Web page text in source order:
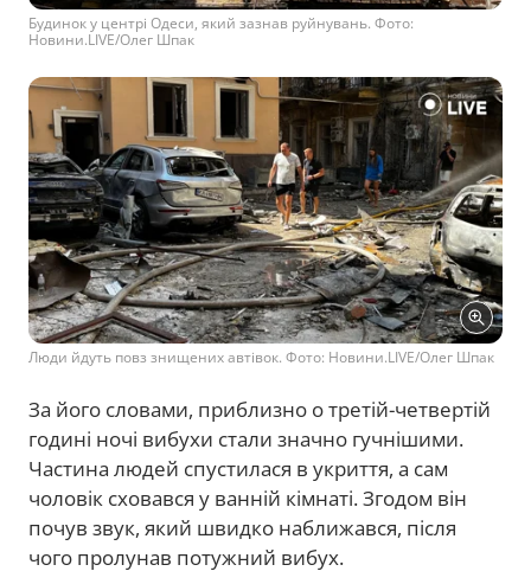
Будинок у центрі Одеси, який зазнав руйнувань. Фото:
Новини.LIVE/Олег Шпак
Люди йдуть повз знищених автівок. Фото: Новини.LIVE/Олег Шпак
За його словами, приблизно о третій-четвертій
годині ночі вибухи стали значно гучнішими.
Частина людей спустилася в укриття, а сам
чоловік сховався у ванній кімнаті. Згодом він
почув звук, який швидко наближався, після
чого пролунав потужний вибух.